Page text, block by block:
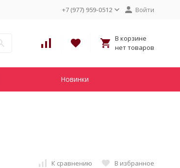
+7 (977) 959-0512 Войти
В корзине
нет товаров
Новинки
К сравнению В избранное